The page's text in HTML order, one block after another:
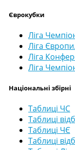
Єврокубки
Ліга
Ліга
Ліга
Ліга
Національні збірні
Таблиці ЧС
Таблиці
Таблиці ЧЄ
Таблиці